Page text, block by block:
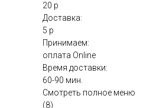
20 р
Доставка:
5 р
Принимаем:
оплата Online
Время доставки:
60-90 мин.
Смотреть полное меню
(8)